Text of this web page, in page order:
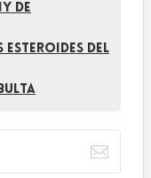
de
del